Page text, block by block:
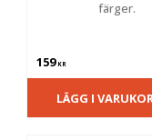
färger.
159KR
LÄGG I